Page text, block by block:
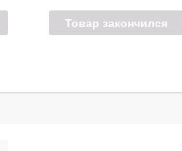
Товар закончился